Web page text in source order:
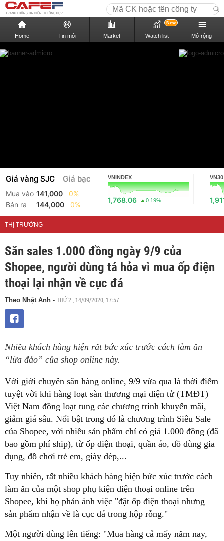
Home Tin mới Market Watch list
New
Mở rộng
Giá vàng SJC Giá bạc
Mua vào 141,000
0%
Bán ra
144,000 0%
VNINDEX
1,768.06 0.19%
VN30
THỊ TRƯỜNG
Săn sales 1.000 đồng ngày 9/9 của
Shopee, người dùng tá hỏa vì mua ốp điện
thoại lại nhận về cục đá
Theo Nhật Anh - THỨ 2 , 14/09/2020, 17:57
Nhiều khách hàng hiện rất bức xúc trước cách làm ăn
“lừa đảo” của shop online này.
Với giới chuyên săn hàng online, 9/9 vừa qua là thời điểm
tuyệt vời khi hàng loạt sàn thương mại điện tử (TMĐT)
Việt Nam đồng loạt tung các chương trình khuyến mãi,
giảm giá sâu. Nổi bật trong đó là chương trình Siêu Sale
của Shopee, với nhiều sản phẩm chỉ có giá 1.000 đồng (đã
bao gồm phí ship), từ ốp điện thoại, quần áo, đồ dùng gia
dụng, đồ chơi trẻ em, giày dép,...
Tuy nhiên, rất nhiều khách hàng hiện bức xúc trước cách
làm ăn của một shop phụ kiện điện thoại online trên
Shopee, khi họ phản ánh việc "đặt ốp điện thoại nhưng
sản phẩm nhận về là cục đá trong hộp rỗng."
Một người dùng lên tiếng: "Mua hàng cả mấy năm nay,